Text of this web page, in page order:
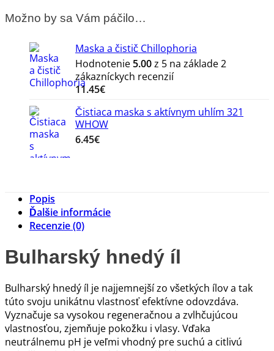
Možno by sa Vám páčilo…
Maska a čistič Chillophoria
Hodnotenie5.00z 5 na základe2
zákazníckych recenzií
11.45€
Čistiaca maska s aktívnym uhlím 321
WHOW
6.45€
Popis
Ďalšie informácie
Recenzie (0)
Bulharský hnedý íl
Bulharský hnedý íl je najjemnejší zo všetkých ílov a tak
túto svoju unikátnu vlastnosť efektívne odovzdáva.
Vyznačuje sa vysokou regeneračnou a zvlhčujúcou
vlastnosťou, zjemňuje pokožku i vlasy. Vďaka
neutrálnemu pH je veľmi vhodný pre suchú a citlivú